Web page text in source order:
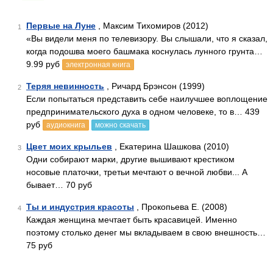
1 Первые на Луне , Максим Тихомиров (2012)
«Вы видели меня по телевизору. Вы слышали, что я сказал,
когда подошва моего башмака коснулась лунного грунта…
9.99 руб
электронная книга
2 Теряя невинность , Ричард Брэнсон (1999)
Если попытаться представить себе наилучшее воплощение
предпринимательского духа в одном человеке, то в… 439
руб
аудиокнига можно скачать
3 Цвет моих крыльев , Екатерина Шашкова (2010)
Одни собирают марки, другие вышивают крестиком
носовые платочки, третьи мечтают о вечной любви... А
бывает… 70 руб
4 Ты и индустрия красоты , Прокопьева Е. (2008)
Каждая женщина мечтает быть красавицей. Именно
поэтому столько денег мы вкладываем в свою внешность…
75 руб